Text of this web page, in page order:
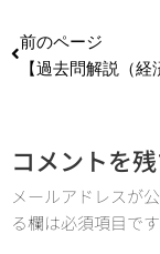
前のページ
コメントを
メールアドレスが
る欄は必須項目です